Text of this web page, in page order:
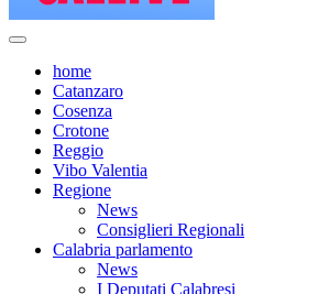
home
Catanzaro
Cosenza
Crotone
Reggio
Vibo Valentia
Regione
News
Consiglieri Regionali
Calabria parlamento
News
I Deputati Calabresi